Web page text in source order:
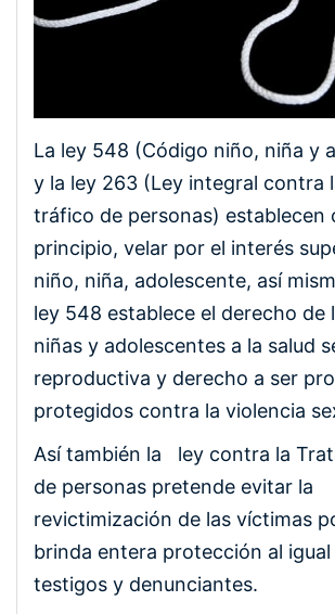
La ley 548 (Código niño, niña y
y la ley 263 (Ley integral contra
tráfico de personas) establecen
principio, velar por el interés
niño, niña, adolescente, así
ley 548 establece el derecho de
niñas y adolescentes a la salud
reproductiva y derecho a ser
protegidos contra la violencia
Así también la ley contra la
de personas pretende evitar la
revictimización de las víctimas
brinda entera protección al igual
testigos y denunciantes.